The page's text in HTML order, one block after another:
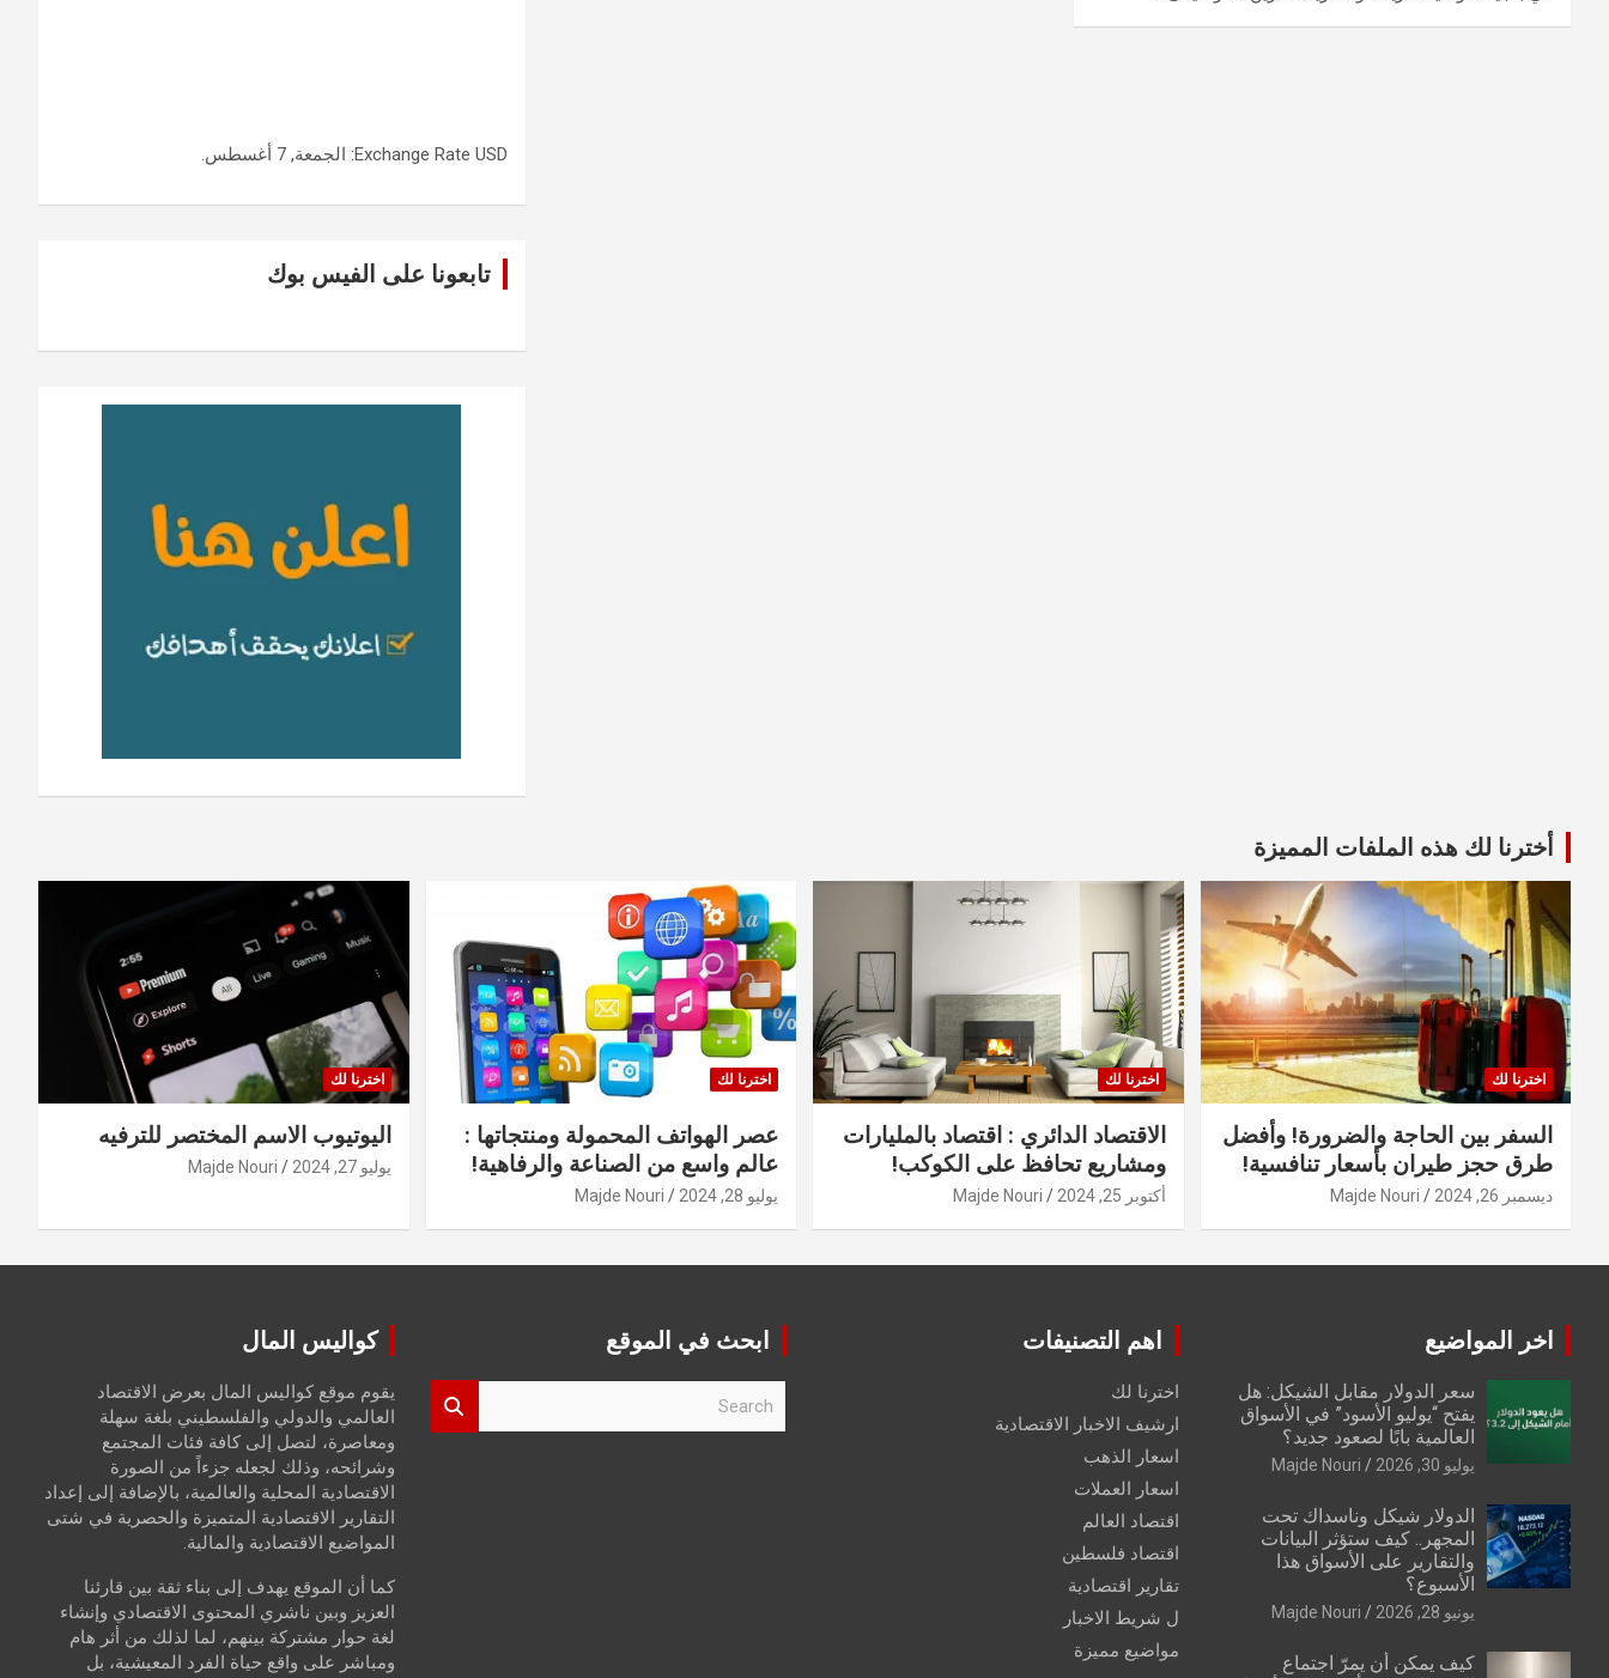
Exchange Rate USD : الجمعة, 7 أغسطس.
تابعونا على الفيس بوك
أخترنا لك هذه الملفات المميزة
اخترنا لك
السفر بين الحاجة والضرورة! وأفضل
طرق حجز طيران بأسعار تنافسية!
ديسمبر 26, 2024 Majde Nouri
اخترنا لك
الاقتصاد الدائري : اقتصاد بالمليارات
ومشاريع تحافظ على الكوكب!
أكتوبر 25, 2024 Majde Nouri
اخترنا لك
عصر الهواتف المحمولة ومنتجاتها :
عالم واسع من الصناعة والرفاهية!
يوليو 28, 2024 Majde Nouri
اخترنا لك
اليوتيوب الاسم المختصر للترفيه
يوليو 27, 2024 Majde Nouri
اخر المواضيع
سعر الدولار مقابل الشيكل: هل
يفتح “يوليو الأسود” في الأسواق
العالمية بابًا لصعود جديد؟
يوليو 30, 2026 Majde Nouri
الدولار شيكل وناسداك تحت
المجهر.. كيف ستؤثر البيانات
والتقارير على الأسواق هذا
الأسبوع؟
يونيو 28, 2026 Majde Nouri
كيف يمكن أن يمرّ اجتماع
اهم التصنيفات
اخترنا لك
ارشيف الاخبار الاقتصادية
اسعار الذهب
اسعار العملات
اقتصاد العالم
اقتصاد فلسطين
تقارير اقتصادية
ل شريط الاخبار
مواضيع مميزة
ابحث في الموقع كواليس المال
يقوم موقع كواليس المال بعرض الاقتصاد
العالمي والدولي والفلسطيني بلغة سهلة
ومعاصرة، لتصل إلى كافة فئات المجتمع
وشرائحه، وذلك لجعله جزءاً من الصورة
الاقتصادية المحلية والعالمية، بالإضافة إلى إعداد
التقارير الاقتصادية المتميزة والحصرية في شتى
المواضيع الاقتصادية والمالية.
كما أن الموقع يهدف إلى بناء ثقة بين قارئنا
العزيز وبين ناشري المحتوى الاقتصادي وإنشاء
لغة حوار مشتركة بينهم، لما لذلك من أثر هام
ومباشر على واقع حياة الفرد المعيشية، بل